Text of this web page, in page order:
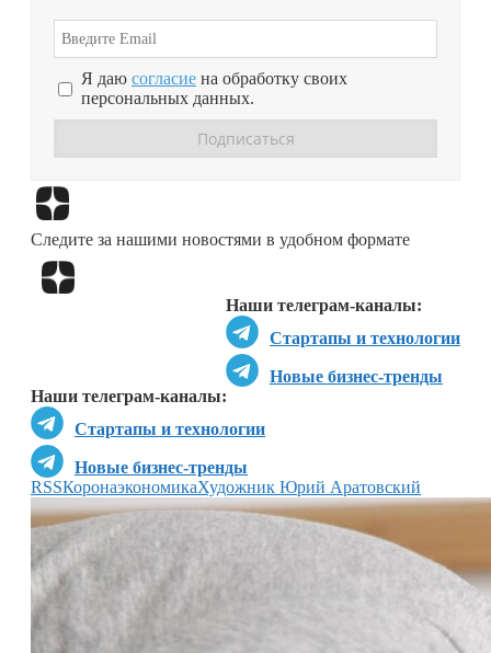
Я даю согласие на обработку своих
персональных данных.
Следите за нашими новостями в удобном формате
Наши телеграм-каналы:
Стартапы и технологии
Новые бизнес-тренды
Наши телеграм-каналы:
Стартапы и технологии
Новые бизнес-тренды
RSSКоронаэкономикаХудожник Юрий Аратовский